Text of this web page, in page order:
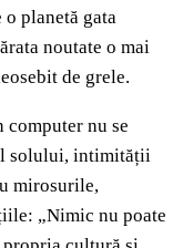
o planetă gata
noutate o mai
de grele.
computer nu se
solului, intimității
mirosurile,
„Nimic nu poate